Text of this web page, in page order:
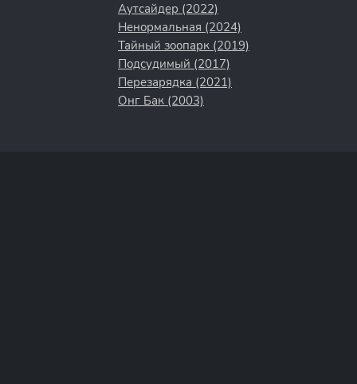
Аутсайдер (2022)
Ненормальная (2024)
Тайный зоопарк (2019)
Подсудимый (2017)
Перезарядка (2021)
Онг Бак (2003)